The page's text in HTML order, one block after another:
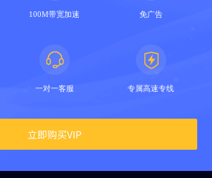
100M带宽加速 免广告
一对一客服 专属高速专线
立即购买VIP